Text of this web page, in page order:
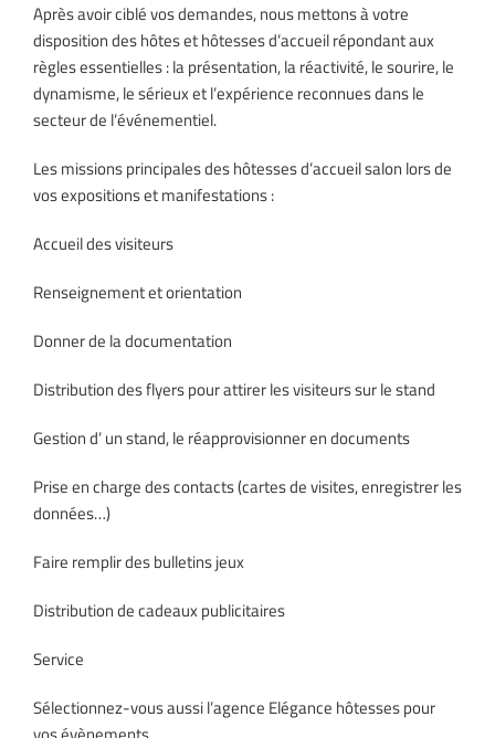
Après avoir ciblé vos demandes, nous mettons à votre
disposition des hôtes et hôtesses d’accueil répondant aux
règles essentielles : la présentation, la réactivité, le sourire, le
dynamisme, le sérieux et l’expérience reconnues dans le
secteur de l’événementiel.
Les missions principales des hôtesses d’accueil salon lors de
vos expositions et manifestations :
Accueil des visiteurs
Renseignement et orientation
Donner de la documentation
Distribution des flyers pour attirer les visiteurs sur le stand
Gestion d’ un stand, le réapprovisionner en documents
Prise en charge des contacts (cartes de visites, enregistrer les
données…)
Faire remplir des bulletins jeux
Distribution de cadeaux publicitaires
Service
Sélectionnez-vous aussi l’agence Elégance hôtesses pour